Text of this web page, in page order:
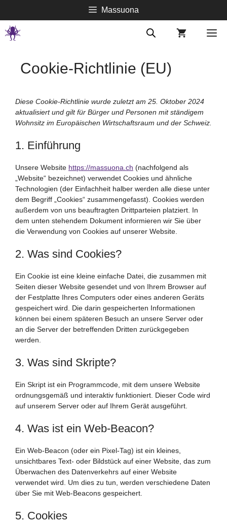
zum
Inhalt
Massuona
Cookie-Richtlinie (EU)
Diese Cookie-Richtlinie wurde zuletzt am 25. Oktober 2024
aktualisiert und gilt für Bürger und Personen mit ständigem
Wohnsitz im Europäischen Wirtschaftsraum und der Schweiz.
1. Einführung
Unsere Website https://massuona.ch (nachfolgend als
„Website“ bezeichnet) verwendet Cookies und ähnliche
Technologien (der Einfachheit halber werden alle diese unter
dem Begriff „Cookies“ zusammengefasst). Cookies werden
außerdem von uns beauftragten Drittparteien platziert. In
dem unten stehendem Dokument informieren wir Sie über
die Verwendung von Cookies auf unserer Website.
2. Was sind Cookies?
Ein Cookie ist eine kleine einfache Datei, die zusammen mit
Seiten dieser Website gesendet und von Ihrem Browser auf
der Festplatte Ihres Computers oder eines anderen Geräts
gespeichert wird. Die darin gespeicherten Informationen
können bei einem späteren Besuch an unsere Server oder
an die Server der betreffenden Dritten zurückgegeben
werden.
3. Was sind Skripte?
Ein Skript ist ein Programmcode, mit dem unsere Website
ordnungsgemäß und interaktiv funktioniert. Dieser Code wird
auf unserem Server oder auf Ihrem Gerät ausgeführt.
4. Was ist ein Web-Beacon?
Ein Web-Beacon (oder ein Pixel-Tag) ist ein kleines,
unsichtbares Text- oder Bildstück auf einer Website, das zum
Überwachen des Datenverkehrs auf einer Website
verwendet wird. Um dies zu tun, werden verschiedene Daten
über Sie mit Web-Beacons gespeichert.
5. Cookies